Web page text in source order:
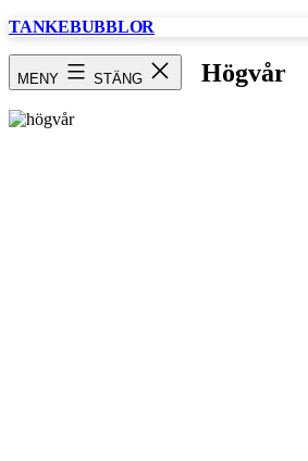
Hoppa
TANKEBUBBLOR
MENY STÄNG Högvår